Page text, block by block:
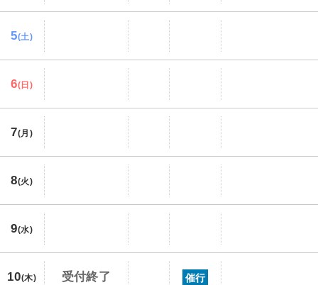
5(土)
6(日)
7(月)
8(火)
9(水)
10(木) 受付終了 催行